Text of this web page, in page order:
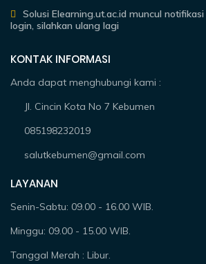
Solusi Elearning.ut.ac.id muncul
login, silahkan ulang lagi
KONTAK INFORMASI
Anda dapat menghubungi kami :
Jl. Cincin Kota No 7 Kebumen
085198232019
salutkebumen@gmail.com
LAYANAN
Senin-Sabtu: 09.00 - 16.00 WIB.
Minggu: 09.00 - 15.00 WIB.
Tanggal Merah : Libur.